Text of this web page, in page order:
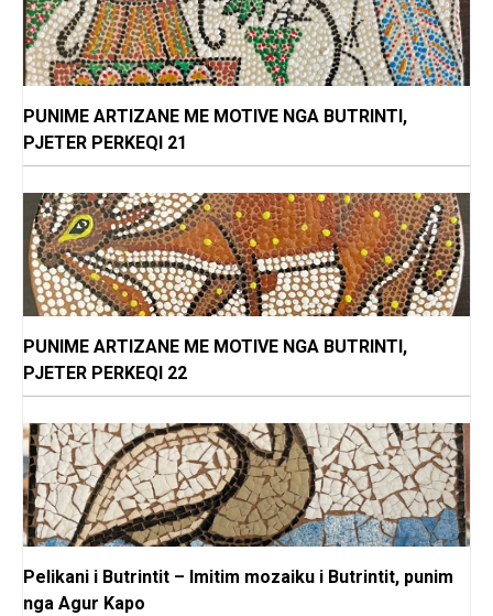
PUNIME ARTIZANE ME MOTIVE NGA BUTRINTI,
PJETER PERKEQI 21
PUNIME ARTIZANE ME MOTIVE NGA BUTRINTI,
PJETER PERKEQI 22
Pelikani i Butrintit – Imitim mozaiku i Butrintit, punim
nga Agur Kapo